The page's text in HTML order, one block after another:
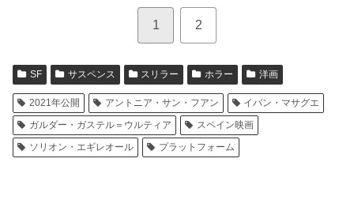
1 2
SF サスペンス スリラー ホラー 洋画
2021年公開 アントニア・サン・フアン
イバン・マサグエ
ガルダー・ガステル＝ウルティア
スペイン映画
ソリオン・エギレオール
プラットフォーム